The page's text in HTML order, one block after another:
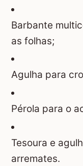
Barbante
as folhas;
Agulha para
Pérola para o
Tesoura e
arremates.